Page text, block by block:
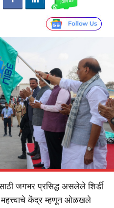
जगभर प्रसिद्ध असलेले शिर्डी
महत्त्वाचे केंद्र म्हणून ओळखले